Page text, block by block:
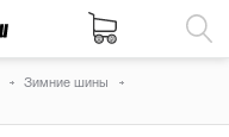
Зимние шины